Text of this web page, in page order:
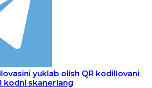
Ilovani
kodni skanerlang